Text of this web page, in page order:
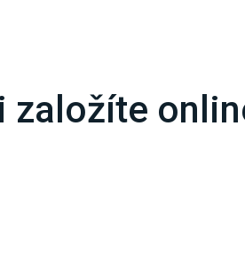
založíte